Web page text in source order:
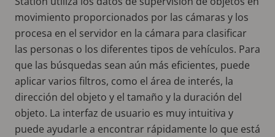
movimiento proporcionados por las cámaras y los
procesa en el servidor en la cámara para clasificar
las personas o los diferentes tipos de vehículos. Para
que las búsquedas sean aún más eficientes, puede
aplicar varios filtros, como el área de interés, la
dirección del objeto y el tamaño y la duración del
objeto. La interfaz de usuario es muy intuitiva y
puede ayudarle a encontrar rápidamente lo que está